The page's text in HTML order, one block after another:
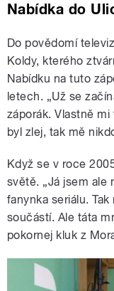
Nabídka do
Do povědomí
Koldy, kterého
Nabídku na tuto
letech. „Už se
záporák. Vlastně
byl zlej, tak mě
Když se v roce
světě. „Já jsem ale
fanynka seriálu.
součástí. Ale táta
pokornej kluk z